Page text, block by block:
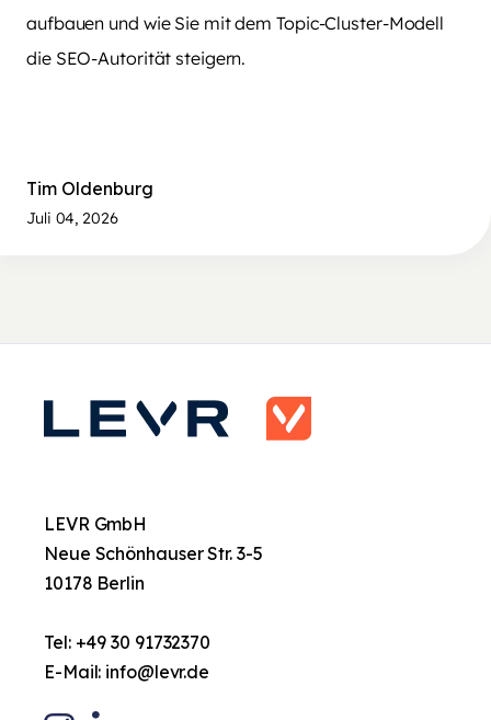
aufbauen und wie Sie mit dem Topic-Cluster-Modell
die SEO-Autorität steigern.
Tim Oldenburg
Juli 04, 2026
LEVR GmbH
Neue Schönhauser Str. 3-5
10178 Berlin
Tel: +49 30 91732370
E-Mail: info@levr.de